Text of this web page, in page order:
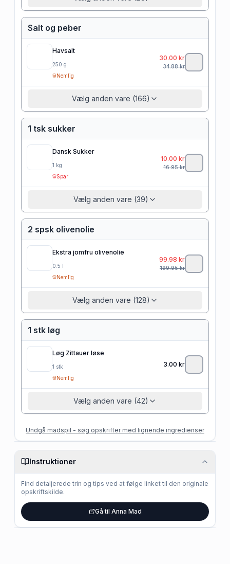
Salt og peber
Havsalt
250 g
Nemlig
30.00 kr
34.88kr
Vælg anden vare (166)
1 tsk sukker
Dansk Sukker
1 kg
Spar
10.00 kr
16.95kr
Vælg anden vare (39)
2 spsk olivenolie
Ekstra jomfru olivenolie
0.5 l
Nemlig
99.98 kr
199.95kr
Vælg anden vare (128)
1 stk løg
Løg Zittauer løse
1 stk
Nemlig
3.00 kr
Vælg anden vare (42)
Undgå madspil - søg opskrifter med lignende ingredienser
Instruktioner
Find detaljerede trin og tips ved at følge linket til den originale
opskriftskilde.
Gå til Anna Mad